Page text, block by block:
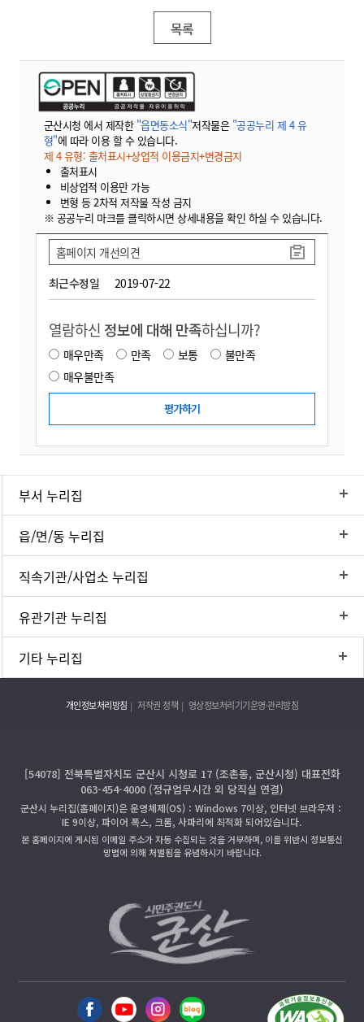
목록
군산시청 에서 제작한 "읍면동소식"저작물은 "공공누리 제 4 유
형"에 따라 이용 할 수 있습니다.
제 4 유형: 출처표시+상업적 이용금지+변경금지
출처표시
비상업적 이용만 가능
변형 등 2차적 저작물 작성 금지
※ 공공누리 마크를 클릭하시면 상세내용을 확인 하실 수 있습니다.
최근수정일 2019-07-22
홈페이지 개선의견
열람하신 정보에 대해 만족하십니까?
매우만족 만족 보통
불만족
매우불만족
부서 누리집
읍/면/동 누리집
직속기관/사업소 누리집
유관기관 누리집
기타 누리집
개인정보처리방침 저작권 정책 영상정보처리기기운영·관리방침
[54078] 전북특별자치도 군산시 시청로 17 (조촌동, 군산시청) 대표전화
063-454-4000 (정규업무시간 외 당직실 연결)
군산시 누리집(홈페이지)은 운영체제(OS)：Windows 7이상, 인터넷 브라우저：
IE 9이상, 파이어 폭스, 크롬, 사파리에 최적화 되어있습니다.
본 홈페이지에 게시된 이메일 주소가 자동 수집되는 것을 거부하며, 이를 위반시 정보통신
망법에 의해 처벌됨을 유념하시기 바랍니다.